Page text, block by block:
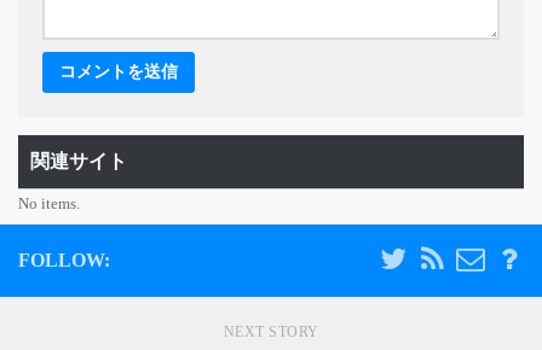
関連サイト
No items.
FOLLOW:
NEXT STORY